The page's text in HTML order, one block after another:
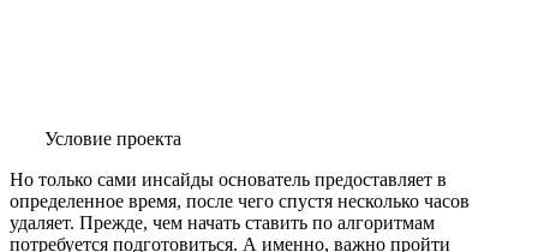
Условие проекта
Но только сами инсайды основатель предоставляет в
определенное время, после чего спустя несколько часов
удаляет. Прежде, чем начать ставить по алгоритмам
потребуется подготовиться. А именно, важно пройти